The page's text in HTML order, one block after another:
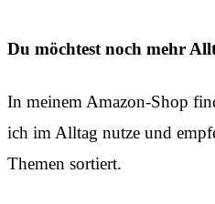
Du möchtest noch mehr
In meinem Amazon-Shop
ich im Alltag nutze und
Themen sortiert.